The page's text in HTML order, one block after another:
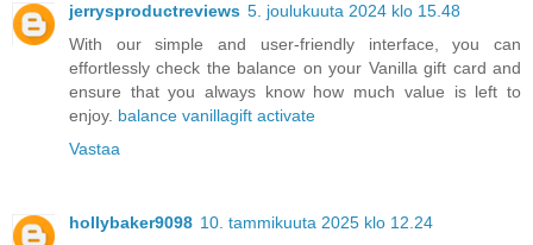
jerrysproductreviews 5. joulukuuta 2024 klo 15.48
With our simple and user-friendly interface, you can
effortlessly check the balance on your Vanilla gift card and
ensure that you always know how much value is left to
enjoy. balance vanillagift activate
Vastaa
hollybaker9098 10. tammikuuta 2025 klo 12.24